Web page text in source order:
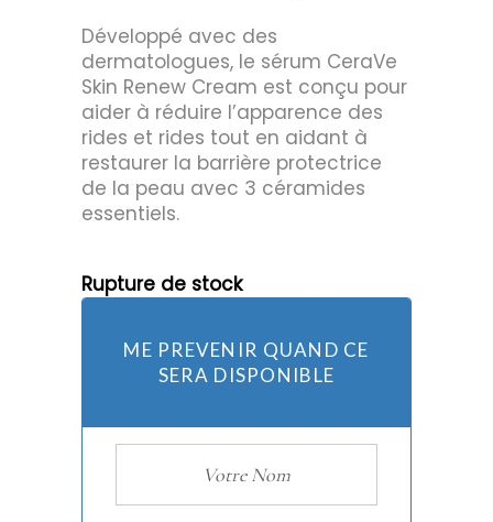
Développé avec des
dermatologues, le sérum CeraVe
Skin Renew Cream est conçu pour
aider à réduire l’apparence des
rides et rides tout en aidant à
restaurer la barrière protectrice
de la peau avec 3 céramides
essentiels.
Rupture de stock
ME PREVENIR QUAND CE
SERA DISPONIBLE